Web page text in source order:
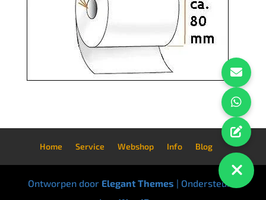
Home Service Webshop Info Blog
Ontworpen door Elegant Themes | Ondersteund